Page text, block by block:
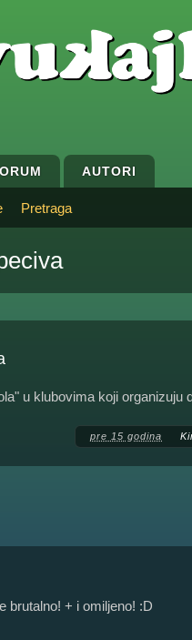
AUTORI
Pretraga
u klubovima koji organizuju
pre 15 godina
brutalno! + i omiljeno! :D